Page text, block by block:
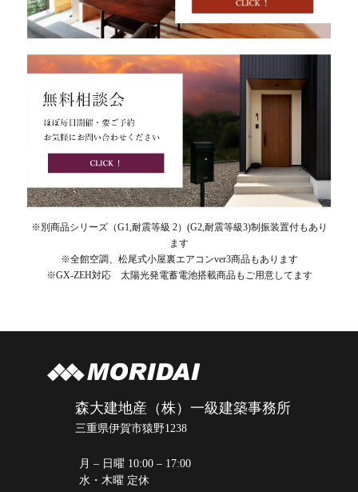
※別商品シリーズ（G1,耐震等級 2）(G2,耐震等級3)制振装置付もあり
ます
※全館空調、松尾式小屋裏エアコンver3商品もあります
※GX-ZEH対応 太陽光発電蓄電池搭載商品もご用意してます
森大建地産（株）一級建築事務所
三重県伊賀市猿野1238
月 – 日曜 10:00 – 17:00
水・木曜 定休